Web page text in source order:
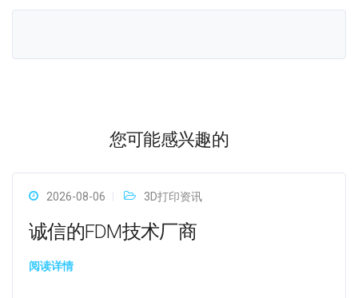
您可能感兴趣的
2026-08-06 3D打印资讯
诚信的FDM技术厂商
阅读详情